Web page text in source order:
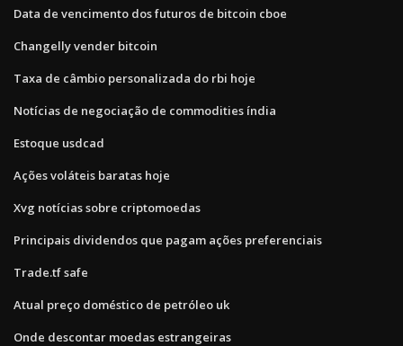
Data de vencimento dos futuros de bitcoin cboe
Changelly vender bitcoin
Taxa de câmbio personalizada do rbi hoje
Notícias de negociação de commodities índia
Estoque usdcad
Ações voláteis baratas hoje
Xvg notícias sobre criptomoedas
Principais dividendos que pagam ações preferenciais
Trade.tf safe
Atual preço doméstico de petróleo uk
Onde descontar moedas estrangeiras